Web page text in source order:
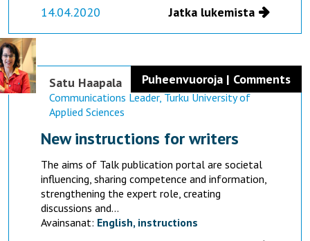
14.04.2020 Jatka lukemista
Puheenvuoroja | Comments
Satu Haapala
Communications Leader, Turku University of
Applied Sciences
New instructions for writers
The aims of Talk publication portal are societal
influencing, sharing competence and information,
strengthening the expert role, creating
discussions and...
Avainsanat: English, instructions